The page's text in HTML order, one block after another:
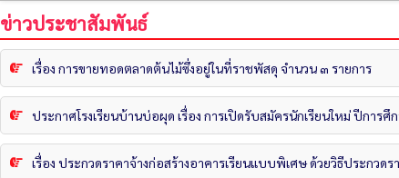
ข่าวประชาสัมพันธ์
เรื่อง การขายทอดตลาดต้นไม้ซึ่งอยู่ในที่ราชพัสดุ จำนวน ๓ รายการ
ประกาศโรงเรียนบ้านบ่อผุด เรื่อง การเปิดรับสมัครนักเรียนใหม่ ปีการศึ
เรื่อง ประกวดราคาจ้างก่อสร้างอาคารเรียนแบบพิเศษ ด้วยวิธีประกวด